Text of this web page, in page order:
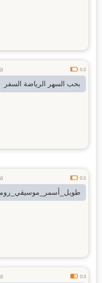
0.2
بحب السهر الرياضة السفر
0.2
0.3